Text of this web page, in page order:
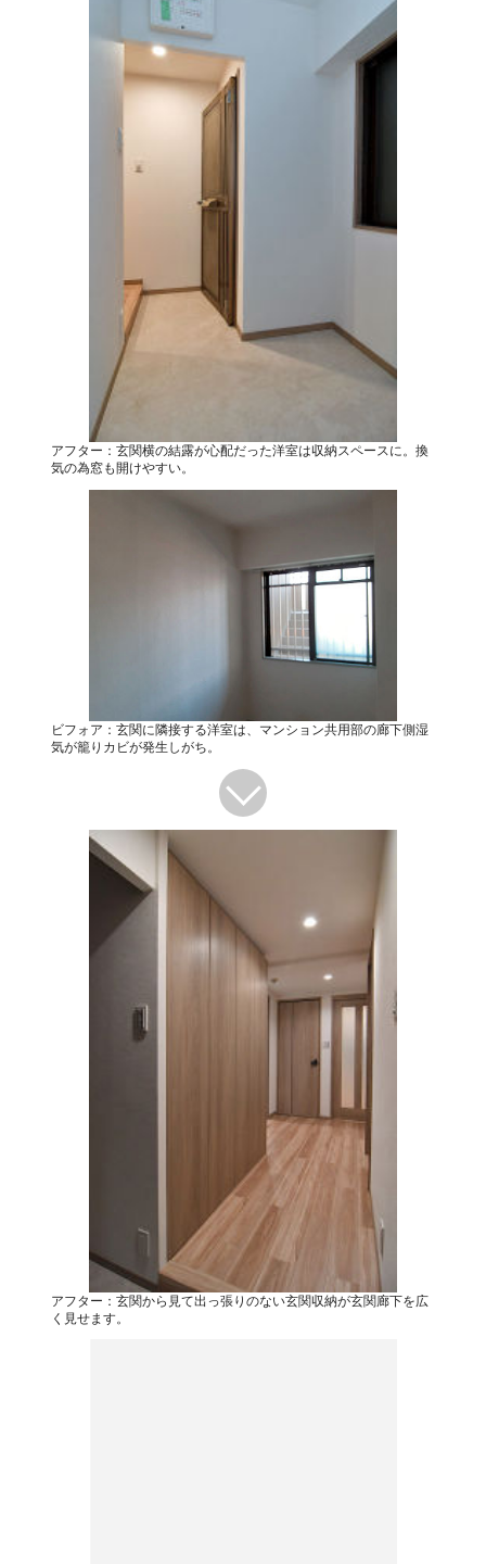
アフター：玄関横の結露が心配だった洋室は収納スペースに。換
気の為窓も開けやすい。
ビフォア：玄関に隣接する洋室は、マンション共用部の廊下側湿
気が籠りカビが発生しがち。
アフター：玄関から見て出っ張りのない玄関収納が玄関廊下を広
く見せます。